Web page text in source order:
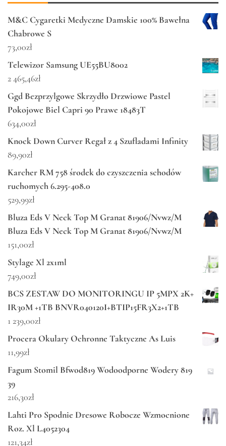
M&C Cygaretki Medyczne Damskie 100% Bawełna
Chabrowe S
73,00zł
Telewizor Samsung UE55BU8002
2 465,46zł
Ggd Bezprzylgowe Skrzydło Drzwiowe Pastel
Pokojowe Biel Capri 90 Prawe 18483T
634,00zł
Knock Down Curver Regał z 4 Szufladami Infinity
89,90zł
Karcher RM 758 środek do czyszczenia schodów
ruchomych 6.295-408.0
529,99zł
Bluza Eds V Neck Top M Granat 81906/Nvwz/M
Bluza Eds V Neck Top M Granat 81906/Nvwz/M
151,00zł
Stylage Xl 2x1ml
749,00zł
BCS ZESTAW DO MONITORINGU IP 5MPX 2K+
IR30M +1TB BNVR040120I+BTIP15FR3X2+1TB
1 239,00zł
Procera Okulary Ochronne Taktyczne As Luis
11,99zł
Fagum Stomil Bfwod819 Wodoodporne Wodery 819
39
216,30zł
Lahti Pro Spodnie Dresowe Robocze Wzmocnione
Roz. Xl L4052304
121,34zł